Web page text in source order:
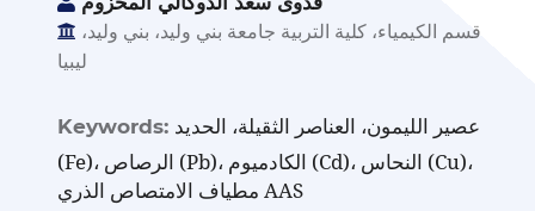
ليبيا
Keywords: عصير الليمون، العناصر الثقيلة، الحديد
(Fe)، الرصاص (Pb)، الكادميوم (Cd)، النحاس (Cu)،
مطياف الامتصاص الذري AAS